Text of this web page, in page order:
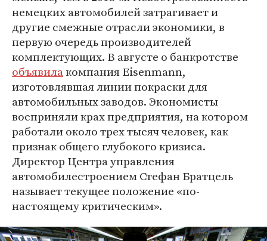
немецких автомобилей затрагивает и
другие смежные отрасли экономики, в
первую очередь производителей
комплектующих. В августе о банкротстве
объявилакомпания Eisenmann,
изготовлявшая линии покраски для
автомобильных заводов. Экономисты
восприняли крах предприятия, на котором
работали около трех тысяч человек, как
признак общего глубокого кризиса.
Директор Центра управления
автомобилестроением Стефан Братцель
называет текущее положение «по-
настоящему критическим».